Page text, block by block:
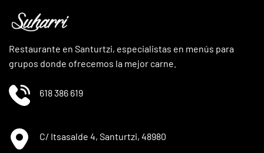
Restaurante en Santurtzi, especialistas en menús para
grupos donde ofrecemos la mejor carne.
618 386 619
C/ Itsasalde 4, Santurtzi, 48980